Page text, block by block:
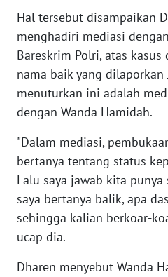
Hal tersebut disampaikan
menghadiri mediasi
Bareskrim Polri, atas kasus
nama baik yang dilaporkan
menuturkan ini adalah
dengan Wanda Hamidah.
"Dalam mediasi,
bertanya tentang status
Lalu saya jawab kita punya
saya bertanya balik, apa
sehingga kalian berkoar-
ucap dia.
Dharen menyebut Wanda
SUMSEL
WN
BENGKULU
WN
WN
JATENG
WN
NUSANTARA
WN